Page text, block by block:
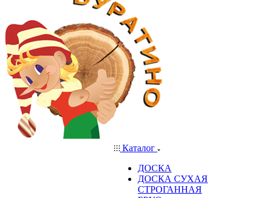
Каталог
ДОСКА
ДОСКА СУХАЯ
СТРОГАННАЯ